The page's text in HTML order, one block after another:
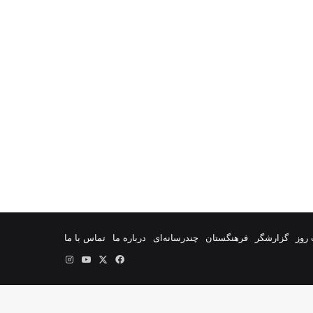
گزارشگر فرهنگستان چندرسانه‌ای درباره ما
تماس با ما
فیس
یوتیوب